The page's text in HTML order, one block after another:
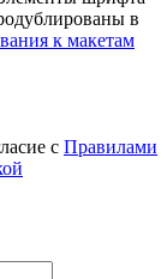
в
к макетам
с Правилами